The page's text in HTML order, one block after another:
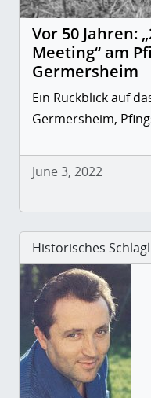
Vor 50 Jahren:
Meeting“ am
Germersheim
Ein Rückblick auf
Germersheim,
June 3, 2022
Historisches